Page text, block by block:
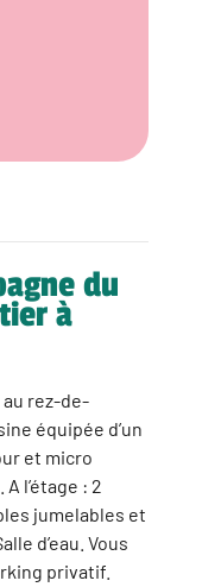
du
à
rez-de-
équipée d’un
et micro
l’étage : 2
jumelables et
d’eau. Vous
privatif.